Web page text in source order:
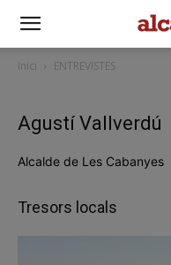
Inici ENTREVISTES
Agustí Vallverdú
Alcalde de Les Cabanyes
Tresors locals